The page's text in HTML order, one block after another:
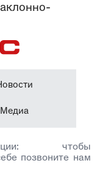
Медиа
чтобы
позвоните нам